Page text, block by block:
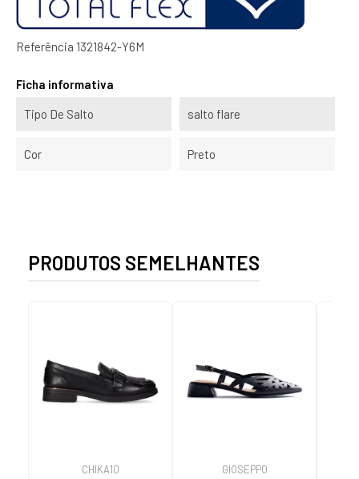
Referência 1321842-Y6M
Ficha informativa
Tipo De Salto salto flare
Cor Preto
PRODUTOS SEMELHANTES
CHIKA10 GIOSEPPO